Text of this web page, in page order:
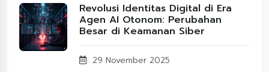
Revolusi Identitas Digital di Era
Agen AI Otonom: Perubahan
Besar di Keamanan Siber
29 November 2025